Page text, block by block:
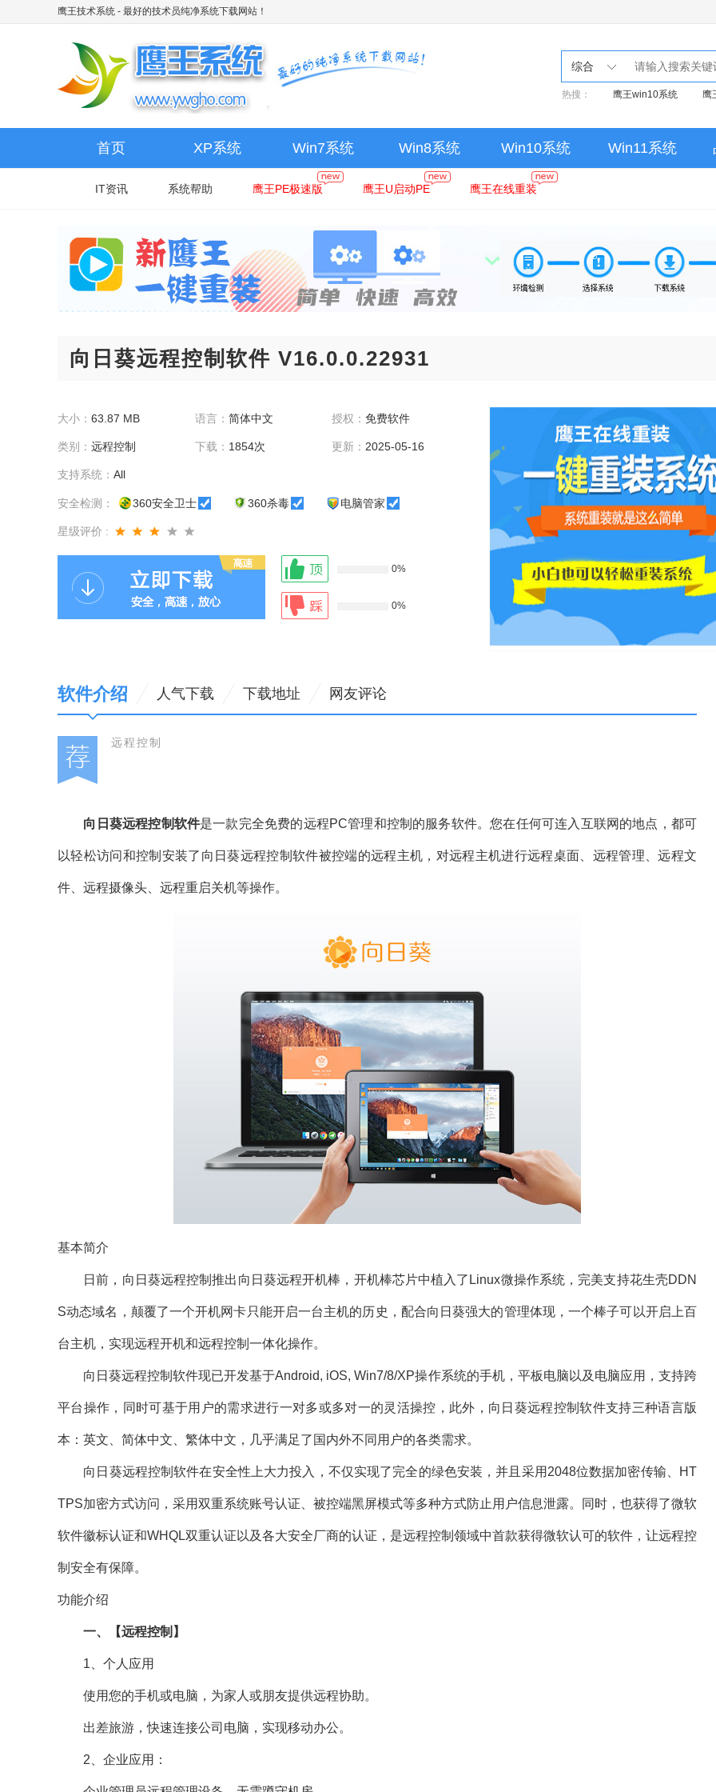
鹰王技术系统 - 最好的技术员纯净系统下载网站！
综合
热搜： 鹰王win10系统 鹰
首页 XP系统 Win7系统 Win8系统 Win10系统 Win11系统
IT资讯 系统帮助 鹰王PE极速版 鹰王U启动PE 鹰王在线重装
向日葵远程控制软件 V16.0.0.22931
大小： 63.87 MB 语言： 简体中文 授权：免费软件
类别： 远程控制 下载： 1854次 更新： 2025-05-16
支持系统： All
安全检测： 360安全卫士 360杀毒 电脑管家
星级评价 :
0%
0%
软件介绍 人气下载 下载地址 网友评论
远程控制
向日葵远程控制软件是一款完全免费的远程PC管理和控制的服务软件。您在任何可连入互联网的地点，都可
以轻松访问和控制安装了向日葵远程控制软件被控端的远程主机，对远程主机进行远程桌面、远程管理、远程文
件、远程摄像头、远程重启关机等操作。
基本简介
日前，向日葵远程控制推出向日葵远程开机棒，开机棒芯片中植入了Linux微操作系统，完美支持花生壳DDN
S动态域名，颠覆了一个开机网卡只能开启一台主机的历史，配合向日葵强大的管理体现，一个棒子可以开启上百
台主机，实现远程开机和远程控制一体化操作。
向日葵远程控制软件现已开发基于Android, iOS, Win7/8/XP操作系统的手机，平板电脑以及电脑应用，支持跨
平台操作，同时可基于用户的需求进行一对多或多对一的灵活操控，此外，向日葵远程控制软件支持三种语言版
本：英文、简体中文、繁体中文，几乎满足了国内外不同用户的各类需求。
向日葵远程控制软件在安全性上大力投入，不仅实现了完全的绿色安装，并且采用2048位数据加密传输、HT
TPS加密方式访问，采用双重系统账号认证、被控端黑屏模式等多种方式防止用户信息泄露。同时，也获得了微软
软件徽标认证和WHQL双重认证以及各大安全厂商的认证，是远程控制领域中首款获得微软认可的软件，让远程控
制安全有保障。
功能介绍
一、【远程控制】
1、个人应用
使用您的手机或电脑，为家人或朋友提供远程协助。
出差旅游，快速连接公司电脑，实现移动办公。
2、企业应用：